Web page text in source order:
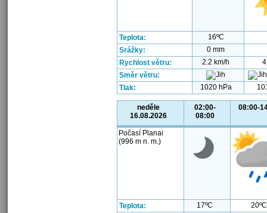
Teplota:
16ºC
Srážky:
0 mm
Rychlost větru:
2.2 km/h
Směr větru:
Tlak:
1020 hPa
neděle
16.08.2026
02:00-
08:00
08:00-
Počasí Planai
(996 m n. m.)
Teplota: 17ºC
20ºC